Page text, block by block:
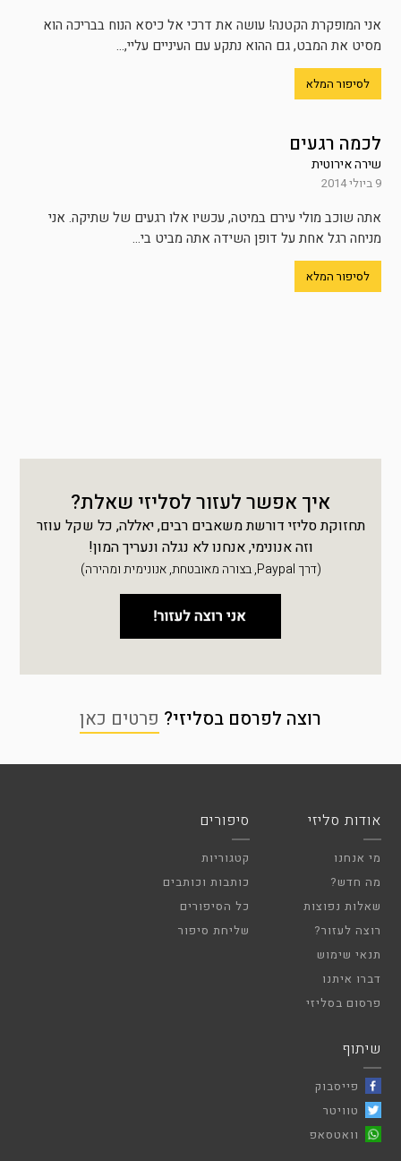
אני המופקרת הקטנה! עושה את דרכי אל כיסא הנוח בבריכה הוא
מסיט את המבט, גם ההוא נתקע עם העיניים עליי,...
לסיפור המלא
לכמה רגעים
שירה אירוטית
9 ביולי 2014
אתה שוכב מולי עירם במיטה, עכשיו אלו רגעים של שתיקה. אני
מניחה רגל אחת על דופן השידה אתה מביט בי...
לסיפור המלא
איך אפשר לעזור לסליזי שאלת?
תחזוקת סליזי דורשת משאבים רבים, יאללה, כל שקל עוזר
וזה אנונימי, אנחנו לא נגלה ונעריך המון!
(דרך Paypal, בצורה מאובטחת, אנונימית ומהירה)
רוצה לפרסם בסליזי? פרטים כאן
אודות סליזי
מי אנחנו
מה חדש?
שאלות נפוצות
רוצה לעזור?
תנאי שימוש
דברו איתנו
פרסום בסליזי
סיפורים
קטגוריות
כותבות וכותבים
כל הסיפורים
שליחת סיפור
שיתוף
פייסבוק
טוויטר
וואטסאפ